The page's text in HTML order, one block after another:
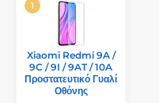
Xiaomi Redmi 9A /
9C / 9I / 9AT / 10A
Προστατευτικό Γυαλί
Οθόνης